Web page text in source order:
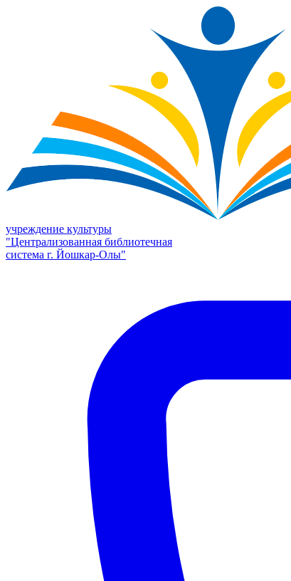
учреждение культуры
"Централизованная библиотечная
система г. Йошкар-Олы"